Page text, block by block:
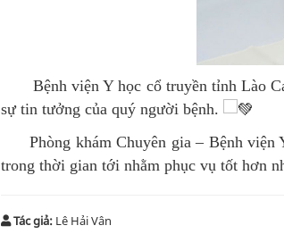
Bệnh viện Y học cổ truyền tỉnh Lào Cai
sự tin tưởng của quý người bệnh.
Phòng khám Chuyên gia – Bệnh viện
trong thời gian tới nhằm phục vụ tốt hơn
Tác giả: Lê Hải Vân